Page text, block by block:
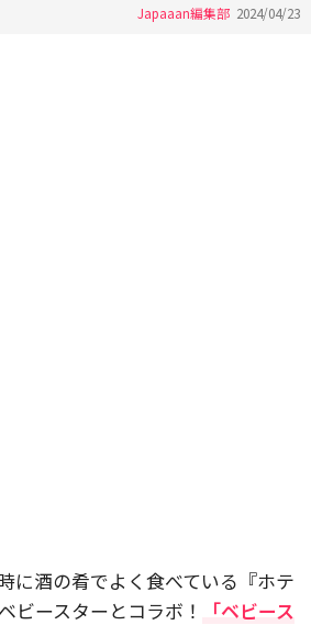
Japaaan編集部 2024/04/23
に酒の肴でよく食べている『ホテ
ビースターとコラボ！
「ベビース